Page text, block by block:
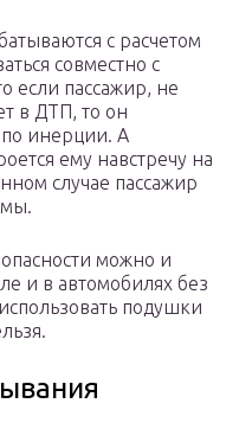
с расчетом
совместно с
если пассажир, не
в ДТП, то он
инерции. А
ему навстречу на
случае пассажир
можно и
и в автомобилях без
подушки